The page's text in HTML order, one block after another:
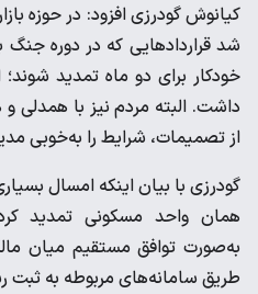
کیانوش گودرزی افزود: در حوزه
شد قراردادهایی که در دوره جنگ
خودکار برای دو ماه تمدید شوند؛
داشت. البته مردم نیز با همدلی
از تصمیمات، شرایط را به‌خوبی
گودرزی با بیان اینکه امسال
همان واحد مسکونی تمدید
به‌صورت توافق مستقیم میان
طریق سامانه‌های مربوطه به